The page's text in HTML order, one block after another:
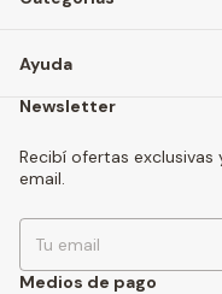
Ayuda
Newsletter
Recibí ofertas
email.
Medios de pago